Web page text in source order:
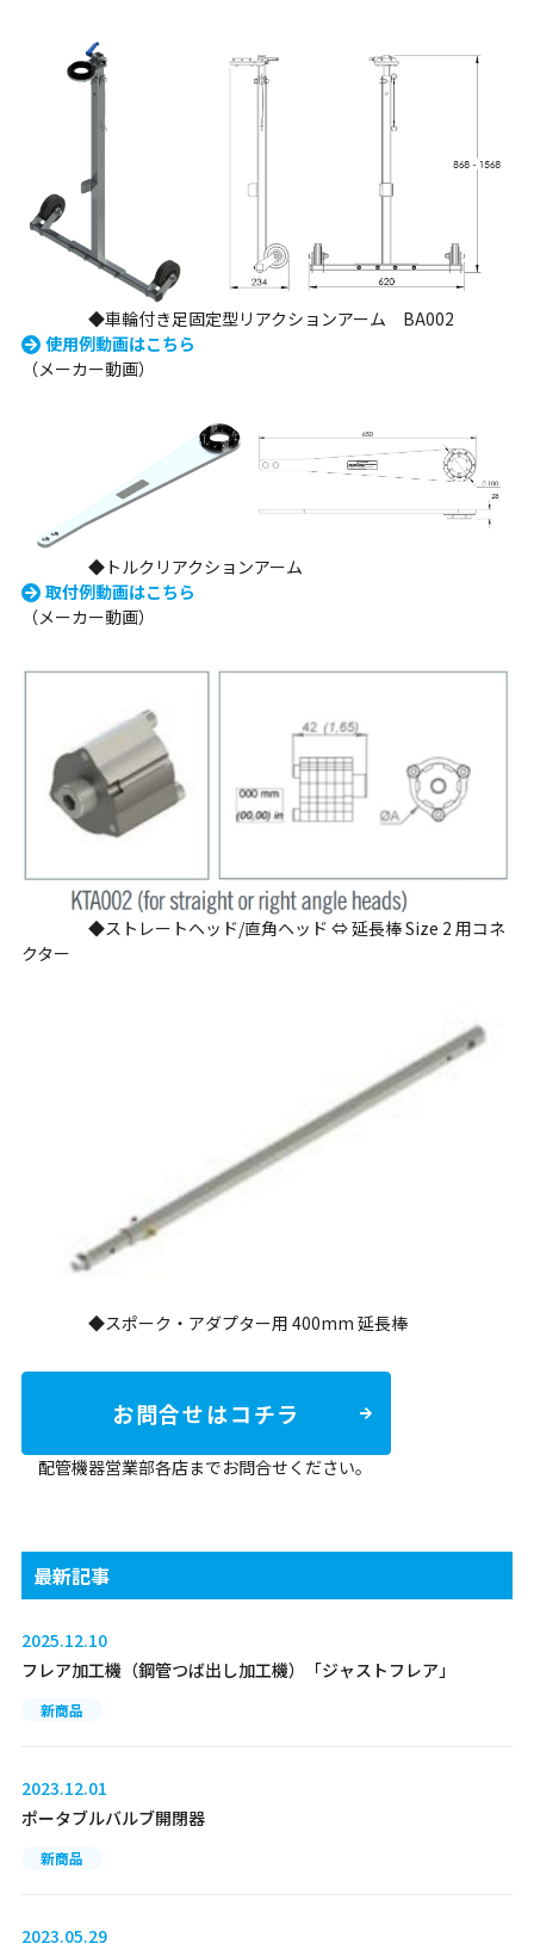
◆車輪付き足固定型リアクションアーム BA002
使用例動画はこちら
（メーカー動画）
◆トルクリアクションアーム
取付例動画はこちら
（メーカー動画）
◆ストレートヘッド/直角ヘッド ⇔ 延長棒 Size 2 用コネ
クター
◆スポーク・アダプター用 400mm 延長棒
お問合せはコチラ
配管機器営業部各店までお問合せください。
最新記事
2025.12.10
フレア加工機（鋼管つば出し加工機）「ジャストフレア」
新商品
2023.12.01
ポータブルバルブ開閉器
新商品
2023.05.29